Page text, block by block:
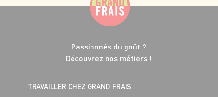
Passionnés du goût ?
Découvrez nos métiers !
TRAVAILLER CHEZ GRAND FRAIS